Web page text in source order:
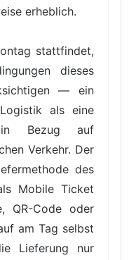
erheblich.
stattfindet,
dieses
— ein
als eine
in Bezug auf
Verkehr. Der
des
Mobile Ticket
QR-Code oder
am Tag selbst
Lieferung nur